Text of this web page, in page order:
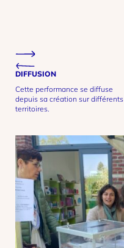
Previous project
Next project
DIFFUSION
Cette performance se diffuse
depuis sa création sur différents
territoires.